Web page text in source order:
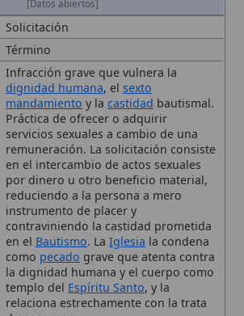
Infracción grave que vulnera la
dignidad humana
y lacastidadbautismal.
Práctica de ofrecer o adquirir
sexuales a cambio de una
remuneración. La solicitación consiste
en el intercambio de actos sexuales
por dinero u otro beneficio material,
reduciendo a la persona a mero
instrumento de placer y
contraviniendo la castidad prometida
en el Bautismo. LaIglesia la condena
como pecadograve que atenta contra
la dignidad humana y el cuerpo como
templo delEspíritu Santo, y la
relaciona estrechamente con la trata
de personas
1 Cor 6,18
1 Cor 6,19-20
Catecismo CCC 2355, 2354, 1858
Concilio de Trento
enseñanzas delPapa Francisco.